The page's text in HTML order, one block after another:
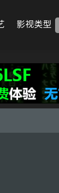
影视类型